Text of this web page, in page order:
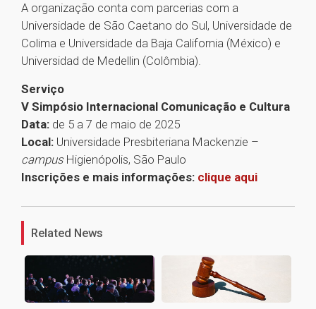
A organização conta com parcerias com a
Universidade de São Caetano do Sul, Universidade de
Colima e Universidade da Baja California (México) e
Universidad de Medellin (Colômbia).
Serviço
V Simpósio Internacional Comunicação e Cultura
Data: de 5 a 7 de maio de 2025
Local: Universidade Presbiteriana Mackenzie –
campus Higienópolis, São Paulo
Inscrições e mais informações: clique aqui
1
Related News